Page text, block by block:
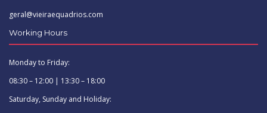
geral@vieiraequadrios.com
Working Hours
Monday to Friday:
08:30 – 12:00 | 13:30 – 18:00
Saturday, Sunday and Holiday: